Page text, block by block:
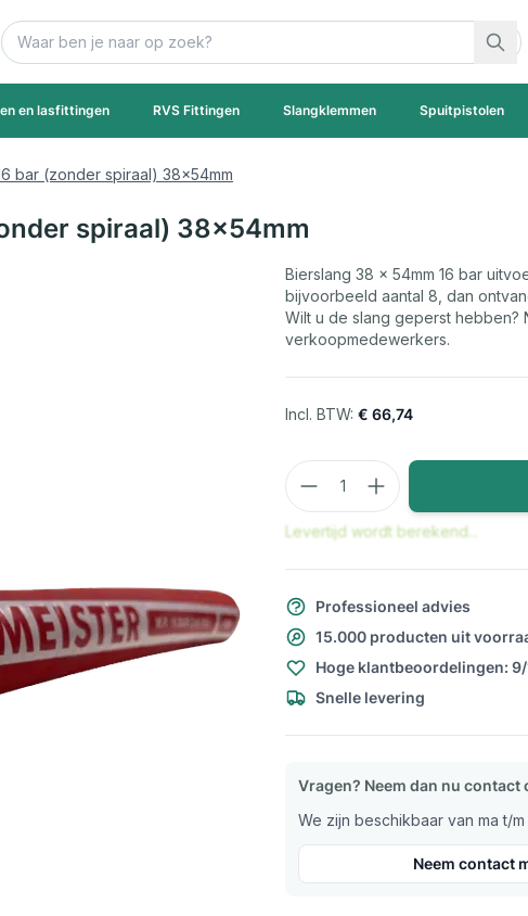
Zoek
en lasfittingen RVS Fittingen Slangklemmen Spuitpistolen
bar (zonder spiraal) 38x54mm
spiraal) 38x54mm
Bierslang 38 x 54mm 16 bar
bijvoorbeeld aantal 8, dan
Wilt u de slang geperst hebben?
verkoopmedewerkers.
€ 66,74
Aantal
Levertijd wordt berekend...
Professioneel advies
15.000 producten uit
Hoge klantbeoordelingen:
Snelle levering
Vragen? Neem dan nu contact
We zijn beschikbaar van ma t/
Neem contact